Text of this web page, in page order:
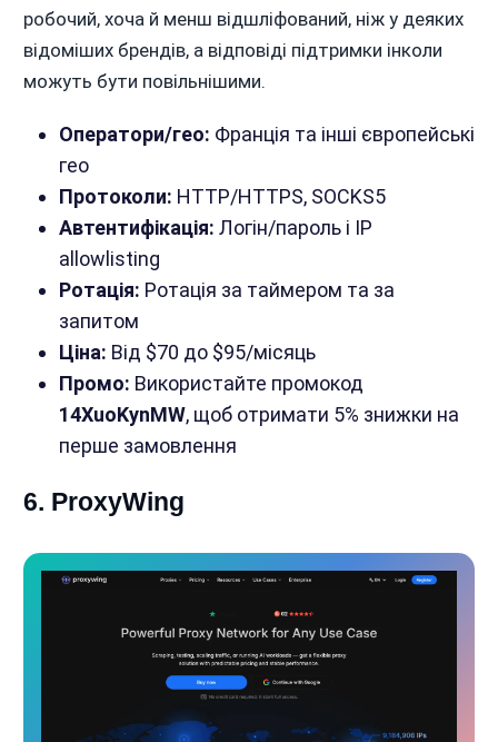
робочий, хоча й менш відшліфований, ніж у деяких
відоміших брендів, а відповіді підтримки інколи
можуть бути повільнішими.
Оператори/гео: Франція та інші європейські
гео
Протоколи: HTTP/HTTPS, SOCKS5
Автентифікація: Логін/пароль і IP
allowlisting
Ротація: Ротація за таймером та за
запитом
Ціна: Від $70 до $95/місяць
Промо: Використайте промокод
14XuoKynMW, щоб отримати 5% знижки на
перше замовлення
6. ProxyWing